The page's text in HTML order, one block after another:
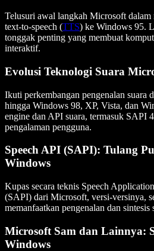
Telusuri awal langkah Microsoft
text-to-speech (TTS) ke Windows 95.
tonggak penting yang membuat
interaktif.
Evolusi Teknologi Suara
Ikuti perkembangan pengenalan suara
hingga Windows 98, XP, Vista, dan
engine dan API suara, termasuk SAPI
pengalaman pengguna.
Speech API (SAPI): Tulang
Windows
Kupas secara teknis Speech
(SAPI) dari Microsoft, versi-versinya,
memanfaatkan pengenalan dan
Microsoft Sam dan Lainnya:
Windows